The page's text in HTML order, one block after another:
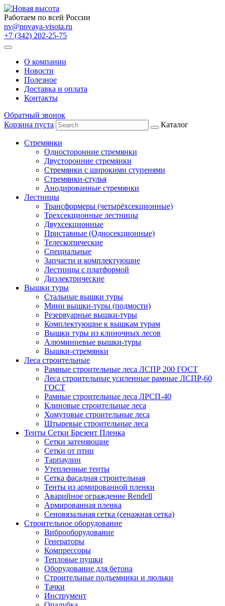
Работаем по всей России
nv@novaya-visota.ru
+7 (342) 202-25-75
О компании
Новости
Полезное
Доставка и оплата
Контакты
Обратный звонок
Корзина пуста
Каталог
Стремянки
Односторонние стремянки
Двусторонние стремянки
Стремянки с широкими ступенями
Стремянки-стулья
Анодированные стремянки
Лестницы
Трансформеры (четырёхсекционные)
Трехсекционные лестницы
Двухсекционные
Приставные (Односекционные)
Телескопические
Специальные
Запчасти и комплектующие
Лестницы с платформой
Диэлектрические
Вышки туры
Стальные вышки туры
Мини вышки-туры (подмости)
Резервуарные вышки-туры
Комплектующие к вышкам турам
Вышки туры из клиночных лесов
Алюминиевые вышки-туры
Вышки-стремянки
Леса строительные
Рамные строительные леса ЛСПР 200 ГОСТ
Леса строительные усиленные рамные ЛСПР-60
ГОСТ
Рамные строительные леса ЛРСП-40
Клиновые строительные леса
Хомутовые строительные леса
Штыревые строительные леса
Тенты Сетки Брезент Пленка
Сетки затеняющие
Сетки от птиц
Тарпаулин
Утепленные тенты
Сетка фасадная строительная
Тенты из армированной пленки
Аварийное ограждение Rendell
Армированная пленка
Сеновязальная сетка (сенажная сетка)
Строительное оборудование
Виброоборудование
Генераторы
Компрессоры
Тепловые пушки
Оборудование для бетона
Строительные подъемники и люльки
Тачки
Инструмент